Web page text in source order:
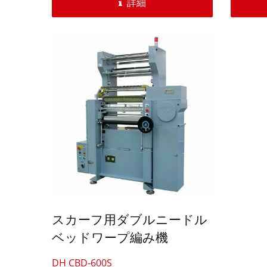
詳細
として
スカーフ用ダブルニードル
ベッドワープ編み機
DH CBD-600S